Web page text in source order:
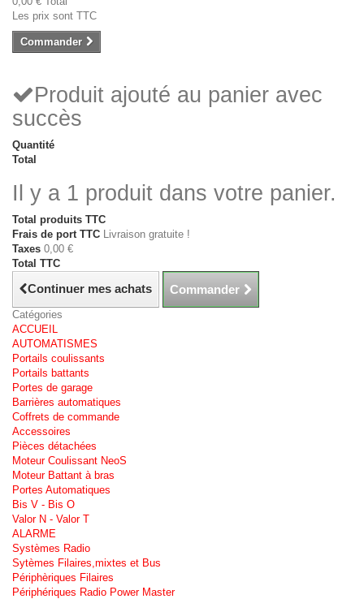
Les prix sont TTC
Commander
Produit ajouté au panier avec
succès
Quantité
Total
Il y a 1 produit dans votre panier.
Total produits TTC
Frais de port TTC
Livraison gratuite !
Taxes 0,00 €
Total TTC
Continuer mes achats Commander
Catégories
ACCUEIL
AUTOMATISMES
Portails coulissants
Portails battants
Portes de garage
Barrières automatiques
Coffrets de commande
Accessoires
Pièces détachées
Moteur Coulissant NeoS
Moteur Battant à bras
Portes Automatiques
Bis V - Bis O
Valor N - Valor T
ALARME
Systèmes Radio
Sytèmes Filaires,mixtes et Bus
Périphèriques Filaires
Périphériques Radio Power Master